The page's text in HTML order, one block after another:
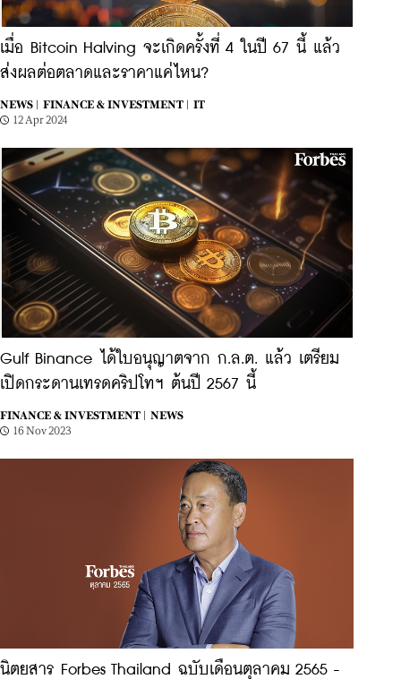
เมื่อ Bitcoin Halving จะเกิดครั้งที่ 4 ในปี 67 นี้ แล้ว
ส่งผลต่อตลาดและราคาแค่ไหน?
NEWS | FINANCE & INVESTMENT |
IT
12 Apr 2024
Gulf Binance ได้ใบอนุญาตจาก ก.ล.ต. แล้ว เตรียม
เปิดกระดานเทรดคริปโทฯ ต้นปี 2567 นี้
FINANCE & INVESTMENT |
NEWS
16 Nov 2023
นิตยสาร Forbes Thailand ฉบับเดือนตุลาคม 2565 -